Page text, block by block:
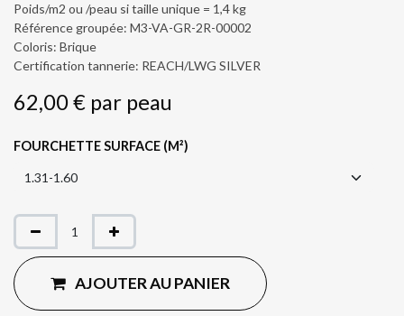
Poids/m2 ou /peau si taille unique = 1,4 kg
Référence groupée: M3-VA-GR-2R-00002
Coloris: Brique
Certification tannerie: REACH/LWG SILVER
62,00€ par peau
FOURCHETTE SURFACE (M²)
AJOUTER AU PANIER